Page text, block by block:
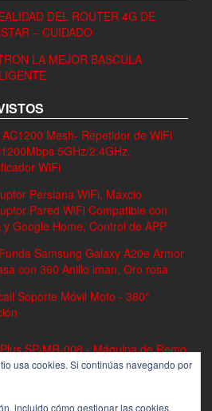
DEL ROUTER 4G DE
– CUIDADO
LA MEJOR BASCULA
Mesh- Repetidor de WiFi
5GHz/2.4GHz,
WiFi
Persiana WiFi, Maxcio
Pared WiFi Compatible con
y Google Home, Control de APP
Samsung Galaxy A20e Armor
con 360 Anillo iman, Oro rosa
Soporte Móvil Moto - 360°
SP-MR-008 - Máquina de Remo
Volante de Inercia de 8 kg, 8
usa cookies. Si continúas navegando por
incluido cómo gestionar las cookies,